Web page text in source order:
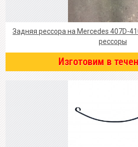
Задняя рессора на Mercedes 407D-
рессоры
Изготовим в